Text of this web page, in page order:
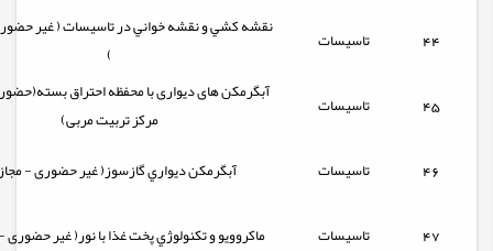
44 تاسیسات
نقشه كشي و نقشه خواني در تاسيسات ( غیر
)
45
تاسیسات
آبگرمکن های دیواری با محفظه احتراق
مرکز تربیت مربی)
46
تاسیسات آبگرمكن ديواري گازسوز( غیر حضوری -
47 تاسیسات ماکروويو و تکنولوژي پخت غذا با نور( غیر